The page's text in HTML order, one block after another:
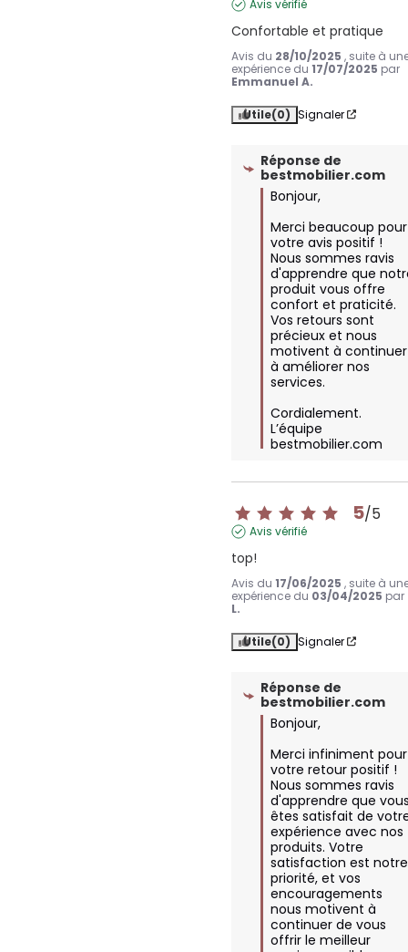
Avis vérifié
Confortable et pratique
Avis du 28/10/2025 , suite à
expérience du17/07/2025 par
Emmanuel A.
Utile(0) Signaler
Réponse de
bestmobilier.com
Bonjour,
Merci beaucoup pour
votre avis positif !
Nous sommes ravis
d'apprendre que
produit vous offre
confort et praticité.
Vos retours sont
précieux et nous
motivent à continuer
à améliorer nos
services.
Cordialement.
L’équipe
bestmobilier.com
5/5
Avis vérifié
top!
Avis du17/06/2025 , suite à
expérience du 03/04/2025 par
L.
Utile(0) Signaler
Réponse de
bestmobilier.com
Bonjour,
Merci infiniment pour
votre retour positif !
Nous sommes ravis
d'apprendre que
êtes satisfait de
expérience avec nos
produits. Votre
satisfaction est notre
priorité, et vos
encouragements
nous motivent à
continuer de vous
offrir le meilleur